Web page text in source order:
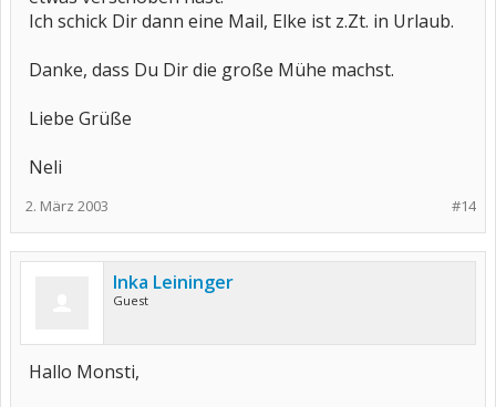
Ich schick Dir dann eine Mail, Elke ist z.Zt. in Urlaub.
Danke, dass Du Dir die große Mühe machst.
Liebe Grüße
Neli
#14
2. März 2003
Inka Leininger
Guest
Hallo Monsti,